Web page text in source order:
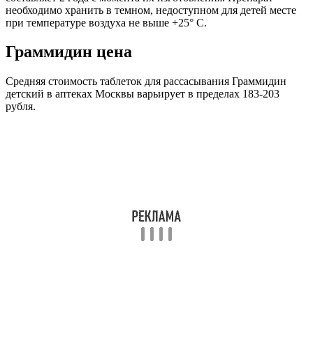
необходимо хранить в темном, недоступном для детей месте
при температуре воздуха не выше +25° С.
Граммидин цена
Средняя стоимость таблеток для рассасывания Граммидин
детский в аптеках Москвы варьирует в пределах 183-203
рубля.